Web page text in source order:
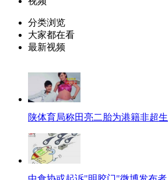
分类浏览
大家都在看
最新视频
陕体育局称田亮二胎为港籍非超生